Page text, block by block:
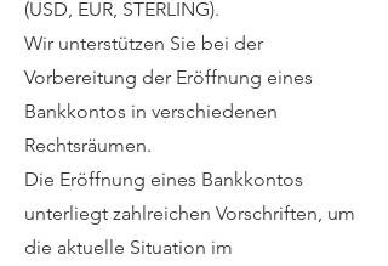
(USD, EUR, STERLING).
Wir unterstützen Sie bei der
Vorbereitung der Eröffnung eines
Bankkontos in verschiedenen
Rechtsräumen.
Die Eröffnung eines Bankkontos
unterliegt zahlreichen Vorschriften, um
die aktuelle Situation im